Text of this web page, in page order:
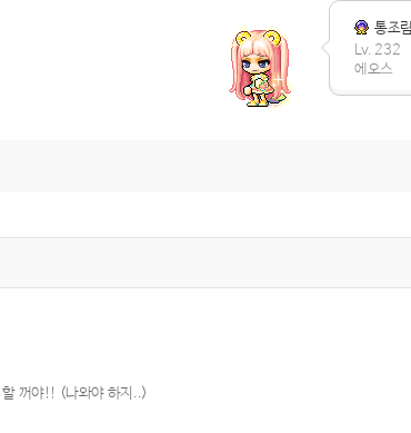
통조
Lv. 232
에오스
할 꺼야!! (나와야 하지..)